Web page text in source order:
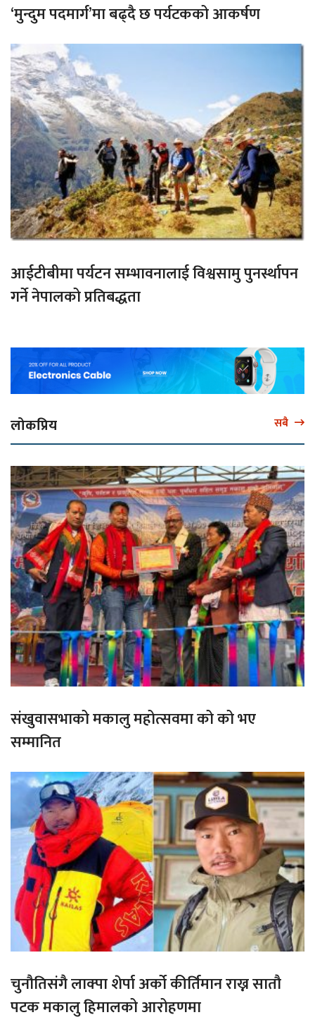
‘मुन्दुम पदमार्ग’मा बढ्दै छ पर्यटकको आकर्षण
आईटीबीमा पर्यटन सम्भावनालाई विश्वसामु पुनर्स्थापन
गर्ने नेपालको प्रतिबद्धता
लोकप्रिय सबै
संखुवासभाको मकालु महोत्सवमा को को भए
सम्मानित
चुनौतिसंगै लाक्पा शेर्पा अर्को कीर्तिमान राख्न सातौ
पटक मकालु हिमालको आरोहणमा